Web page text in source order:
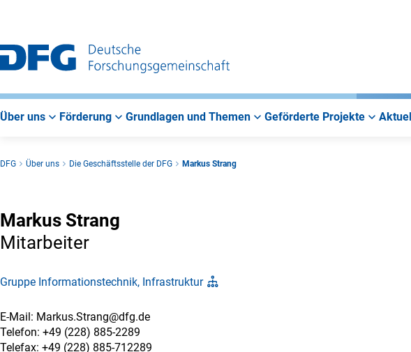
Über uns Förderung Grundlagen und Themen Geförderte Projekte
DFG Über uns Die Geschäftsstelle der DFG Markus Strang
Markus Strang
Mitarbeiter
Gruppe Informationstechnik, Infrastruktur
E-Mail: Markus.Strang@dfg.de
Telefon: +49 (228) 885-2289
Telefax: +49 (228) 885-712289